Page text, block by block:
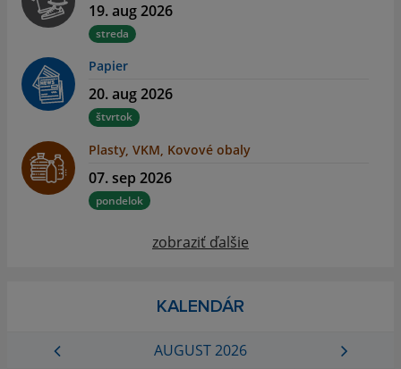
19. aug 2026
streda
Papier
20. aug 2026
štvrtok
Plasty, VKM, Kovové obaly
07. sep 2026
pondelok
zobraziť ďalšie
KALENDÁR
AUGUST 2026